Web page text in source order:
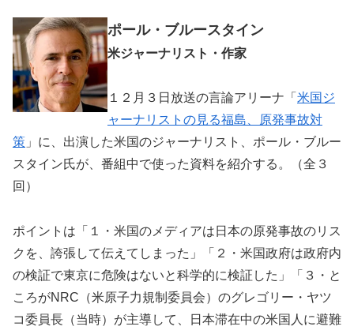
ポール・ブルースタイン
米ジャーナリスト・作家
１２月３日放送の言論アリーナ「 米国ジ
ャーナリストの見る福島、原発事故対
策 」に、出演した米国のジャーナリスト、ポール・ブルー
スタイン氏が、番組中で使った資料を紹介する。（全３
回）
ポイントは「１・米国のメディアは日本の原発事故のリス
クを、誇張して伝えてしまった」「２・米国政府は政府内
の検証で東京に危険はないと科学的に検証した」「３・と
ころがNRC（米原子力規制委員会）のグレゴリー・ヤツ
コ委員長（当時）が主導して、日本滞在中の米国人に避難